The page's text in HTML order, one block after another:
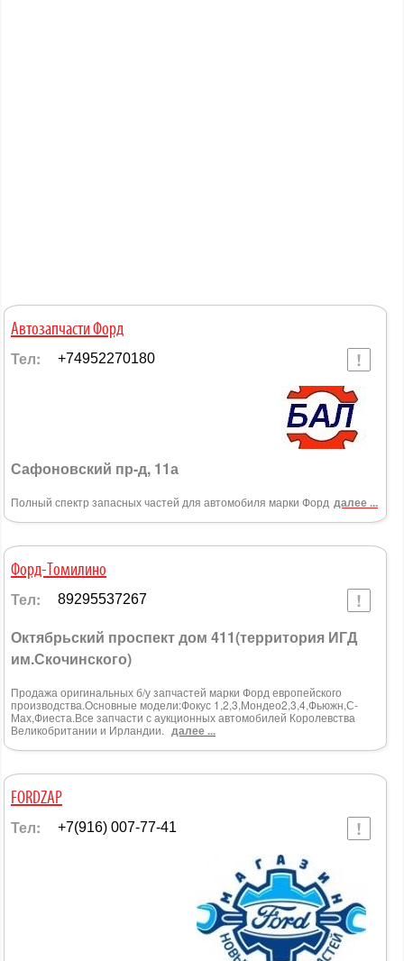
Автозапчасти Форд
Тел: +74952270180
Сафоновский пр-д, 11а
Полный спектр запасных частей для автомобиля марки Форд далее ...
Форд-Томилино
Тел: 89295537267
Октябрьский проспект дом 411(территория ИГД
им.Скочинского)
Продажа оригинальных б/у запчастей марки Форд европейского
производства.Основные модели:Фокус 1,2,3,Мондео2,3,4,Фьюжн,С-
Мах,Фиеста.Все запчасти с аукционных автомобилей Королевства
Великобритании и Ирландии. далее ...
FORDZAP
Тел: +7(916) 007-77-41